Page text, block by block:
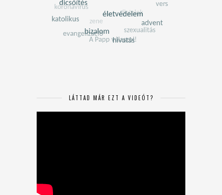
LÁTTAD MÁR EZT A VIDEÓT?